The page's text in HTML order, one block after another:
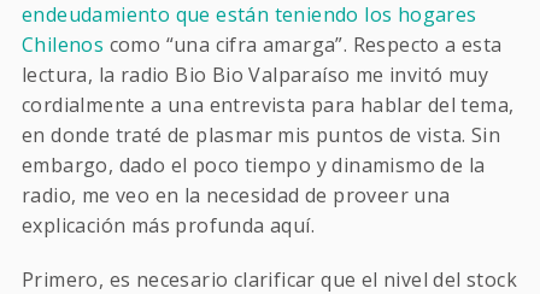
endeudamiento que están teniendo los hogares
Chilenos como “una cifra amarga”. Respecto a esta
lectura, la radio Bio Bio Valparaíso me invitó muy
cordialmente a una entrevista para hablar del tema,
en donde traté de plasmar mis puntos de vista. Sin
embargo, dado el poco tiempo y dinamismo de la
radio, me veo en la necesidad de proveer una
explicación más profunda aquí.
Primero, es necesario clarificar que el nivel del stock